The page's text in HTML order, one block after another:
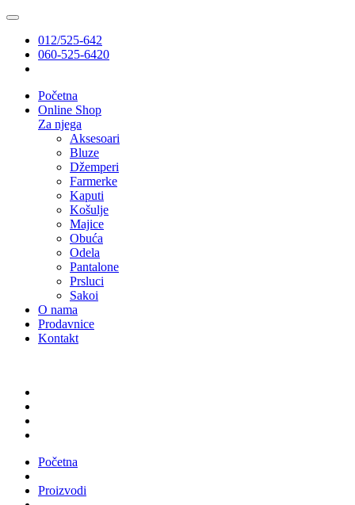
012/525-642
060-525-6420
Početna
Online Shop
Za njega
Aksesoari
Bluze
Džemperi
Farmerke
Kaputi
Košulje
Majice
Obuća
Odela
Pantalone
Prsluci
Sakoi
O nama
Prodavnice
Kontakt
Početna
Proizvodi